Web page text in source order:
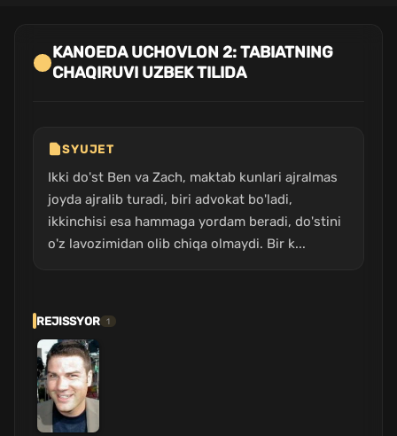
KANOEDA UCHOVLON 2: TABIATNING
CHAQIRUVI UZBEK TILIDA
SYUJET
Ikki do'st Ben va Zach, maktab kunlari ajralmas
joyda ajralib turadi, biri advokat bo'ladi,
ikkinchisi esa hammaga yordam beradi, do'stini
o'z lavozimidan olib chiqa olmaydi. Bir k...
REJISSYOR 1